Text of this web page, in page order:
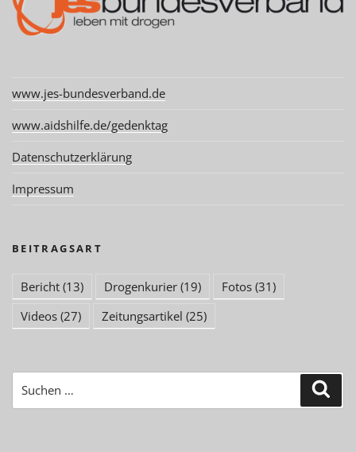
www.jes-bundesverband.de
www.aidshilfe.de/gedenktag
Datenschutzerklärung
Impressum
BEITRAGSART
Bericht (13) Drogenkurier (19) Fotos (31)
Videos (27) Zeitungsartikel (25)
nach: